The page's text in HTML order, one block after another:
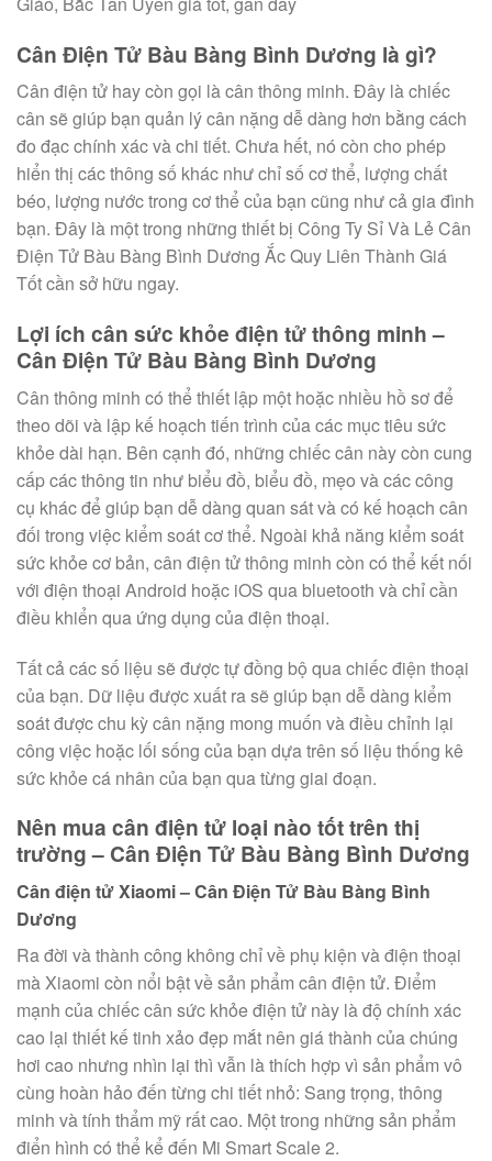
Cân Điện Tử Bàu Bàng Bình Dương là gì?
Cân điện tử hay còn gọi là cân thông minh. Đây là chiếc
cân sẽ giúp bạn quản lý cân nặng dễ dàng hơn bằng cách
đo đạc chính xác và chi tiết. Chưa hết, nó còn cho phép
hiển thị các thông số khác như chỉ số cơ thể, lượng chất
béo, lượng nước trong cơ thể của bạn cũng như cả gia đình
bạn. Đây là một trong những thiết bị Công Ty Sỉ Và Lẻ Cân
Điện Tử Bàu Bàng Bình Dương Ắc Quy Liên Thành Giá
Tốt cần sở hữu ngay.
Lợi ích cân sức khỏe điện tử thông minh –
Cân Điện Tử Bàu Bàng Bình Dương
Cân thông minh có thể thiết lập một hoặc nhiều hồ sơ để
theo dõi và lập kế hoạch tiến trình của các mục tiêu sức
khỏe dài hạn. Bên cạnh đó, những chiếc cân này còn cung
cấp các thông tin như biểu đồ, biểu đồ, mẹo và các công
cụ khác để giúp bạn dễ dàng quan sát và có kế hoạch cân
đối trong việc kiểm soát cơ thể. Ngoài khả năng kiểm soát
sức khỏe cơ bản, cân điện tử thông minh còn có thể kết nối
với điện thoại Android hoặc iOS qua bluetooth và chỉ cần
điều khiển qua ứng dụng của điện thoại.
Tất cả các số liệu sẽ được tự đồng bộ qua chiếc điện thoại
của bạn. Dữ liệu được xuất ra sẽ giúp bạn dễ dàng kiểm
soát được chu kỳ cân nặng mong muốn và điều chỉnh lại
công việc hoặc lối sống của bạn dựa trên số liệu thống kê
sức khỏe cá nhân của bạn qua từng giai đoạn.
Nên mua cân điện tử loại nào tốt trên thị
trường – Cân Điện Tử Bàu Bàng Bình Dương
Cân điện tử Xiaomi – Cân Điện Tử Bàu Bàng Bình
Dương
Ra đời và thành công không chỉ về phụ kiện và điện thoại
mà Xiaomi còn nổi bật về sản phẩm cân điện tử. Điểm
mạnh của chiếc cân sức khỏe điện tử này là độ chính xác
cao lại thiết kế tinh xảo đẹp mắt nên giá thành của chúng
hơi cao nhưng nhìn lại thì vẫn là thích hợp vì sản phẩm vô
cùng hoàn hảo đến từng chi tiết nhỏ: Sang trọng, thông
minh và tính thẩm mỹ rất cao. Một trong những sản phẩm
điển hình có thể kể đến Mi Smart Scale 2.